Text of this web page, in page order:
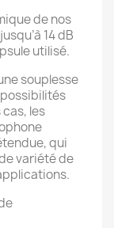
de nos
14 dB
utilisé.
souplesse
les
qui
variété de